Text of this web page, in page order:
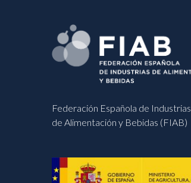
Federación Española de Industrias
de Alimentación y Bebidas (FIAB)